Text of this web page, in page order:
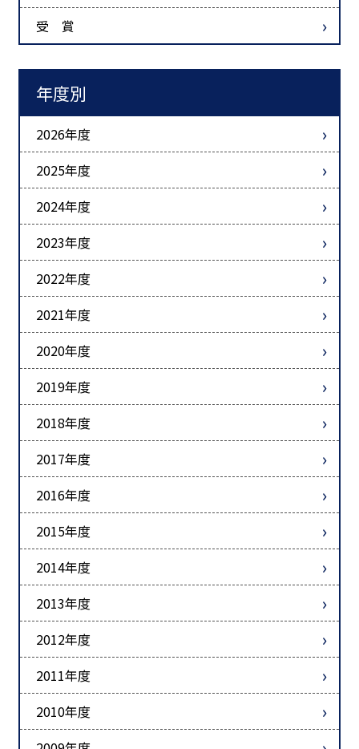
受 賞
年度別
2026年度
2025年度
2024年度
2023年度
2022年度
2021年度
2020年度
2019年度
2018年度
2017年度
2016年度
2015年度
2014年度
2013年度
2012年度
2011年度
2010年度